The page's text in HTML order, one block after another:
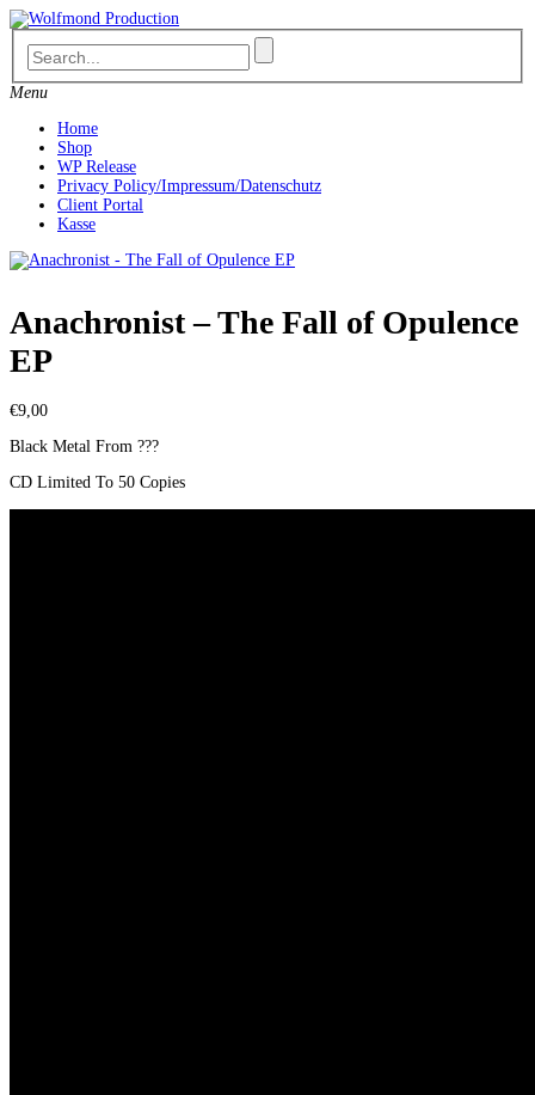
Skip
to
content
Menu
Home
Shop
WP Release
Privacy Policy/Impressum/Datenschutz
Client Portal
Kasse
Anachronist – The Fall of Opulence
EP
€9,00
Black Metal From ???
CD Limited To 50 Copies